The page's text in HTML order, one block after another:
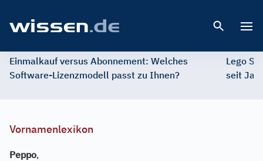
Einmalkauf versus Abonnement: Welches
Software-Lizenzmodell passt zu Ihnen?
Lego
seit
Vornamenlexikon
Peppo,